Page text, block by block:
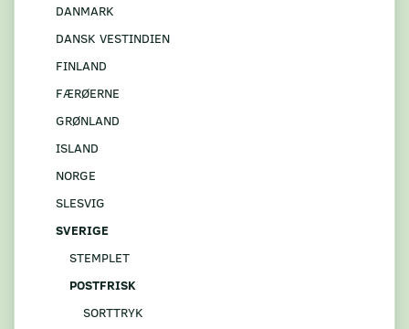
DANMARK
DANSK VESTINDIEN
FINLAND
FÆRØERNE
GRØNLAND
ISLAND
NORGE
SLESVIG
SVERIGE
STEMPLET
POSTFRISK
SORTTRYK